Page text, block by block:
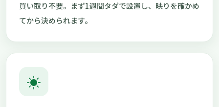
買い取り不要。まず1週間タダで設置し、映りを確かめ
てから決められます。